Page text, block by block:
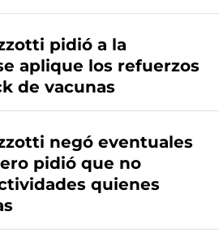
pidió a la
aplique los refuerzos
de vacunas
negó eventuales
pidió que no
quienes